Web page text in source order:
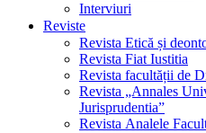
Interviuri
Reviste
Revista Etică și
Revista Fiat Iustitia
Revista facultății de
Revista „Annales
Jurisprudentia”
Revista Analele